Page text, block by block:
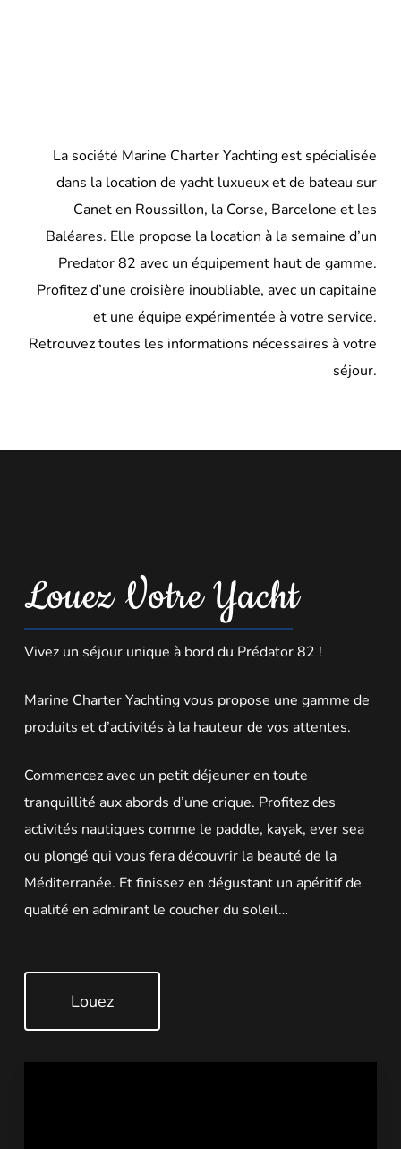
La société Marine Charter Yachting est spécialisée
dans la location de yacht luxueux et de bateau sur
Canet en Roussillon, la Corse, Barcelone et les
Baléares. Elle propose la location à la semaine d’un
Predator 82 avec un équipement haut de gamme.
Profitez d’une croisière inoubliable, avec un capitaine
et une équipe expérimentée à votre service.
Retrouvez toutes les informations nécessaires à votre
séjour.
Louez Votre Yacht
Vivez un séjour unique à bord du Prédator 82 !
Marine Charter Yachting vous propose une gamme de
produits et d’activités à la hauteur de vos attentes.
Commencez avec un petit déjeuner en toute
tranquillité aux abords d’une crique. Profitez des
activités nautiques comme le paddle, kayak, ever sea
ou plongé qui vous fera découvrir la beauté de la
Méditerranée. Et finissez en dégustant un apéritif de
qualité en admirant le coucher du soleil…
Louez